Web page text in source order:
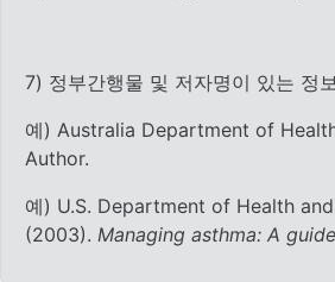
7) 정부간행물 및 저자명이 있는 정
예) Australia Department of
Author.
예) U.S. Department of Health
(2003). Managing asthma: A